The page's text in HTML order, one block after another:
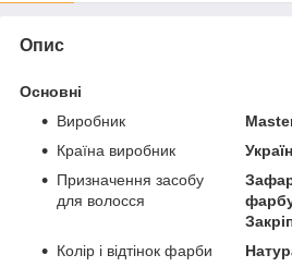
Опис
Основні
Виробник
Країна виробник
Призначення засобу
для волосся
Колір і відтінок фарби